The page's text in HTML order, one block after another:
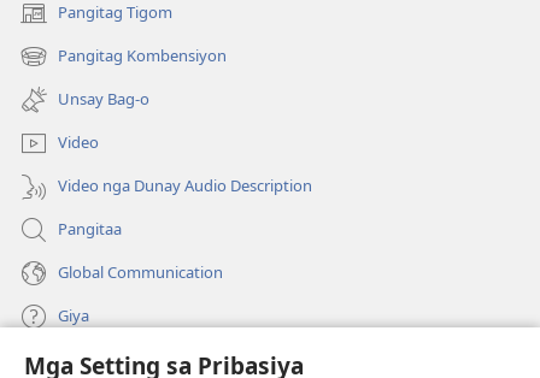
Mga Setting sa Pribasiya
Pangitag Tigom
(mo-
open
ug
bag-
ong
window)
Pangitag Kombensiyon
(mo-
open
ug
bag-
ong
window)
Unsay Bag-o
Video
Video nga Dunay Audio Description
Pangitaa
Global Communication
Giya